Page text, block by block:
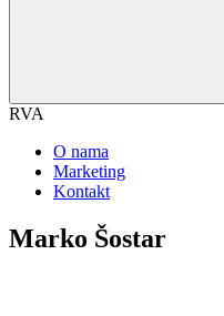
RVA
O nama
Marketing
Kontakt
Marko Šostar